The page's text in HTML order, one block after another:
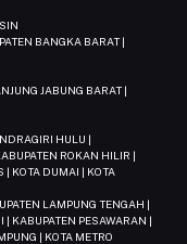
BANGKA BARAT |
JABUNG BARAT |
HULU |
ROKAN HILIR |
| KOTA DUMAI | KOTA
LAMPUNG TENGAH |
| KABUPATEN PESAWARAN |
| KOTA METRO